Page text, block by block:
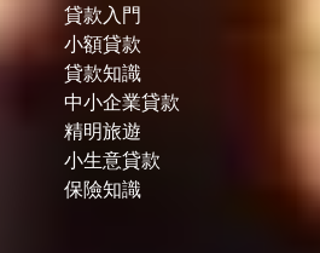
貸款入門
小額貸款
貸款知識
中小企業貸款
精明旅遊
小生意貸款
保險知識